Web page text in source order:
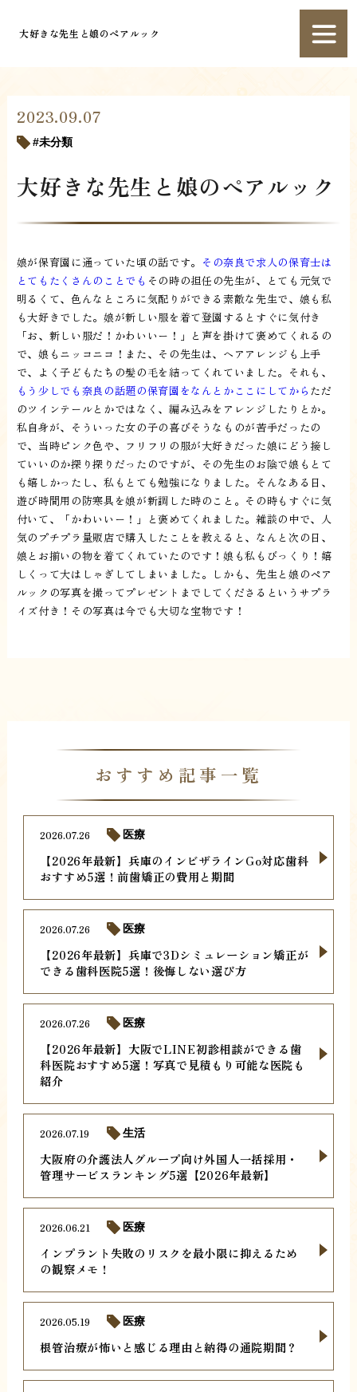
大好きな先生と娘のペアルック
2023.09.07
未分類
大好きな先生と娘のペアルック
娘が保育園に通っていた頃の話です。 その奈良で求人の保育士は
とてもたくさんのことでも その時の担任の先生が、とても元気で
明るくて、色んなところに気配りができる素敵な先生で、娘も私
も大好きでした。娘が新しい服を着て登園するとすぐに気付き
「お、新しい服だ！かわいいー！」と声を掛けて褒めてくれるの
で、娘もニッコニコ！また、その先生は、ヘアアレンジも上手
で、よく子どもたちの髪の毛を結ってくれていました。それも、
もう少しでも奈良の話題の保育園をなんとかここにしてから ただ
のツインテールとかではなく、編み込みをアレンジしたりとか。
私自身が、そういった女の子の喜びそうなものが苦手だったの
で、当時ピンク色や、フリフリの服が大好きだった娘にどう接し
ていいのか探り探りだったのですが、その先生のお陰で娘もとて
も嬉しかったし、私もとても勉強になりました。そんなある日、
遊び時間用の防寒具を娘が新調した時のこと。その時もすぐに気
付いて、「かわいいー！」と褒めてくれました。雑談の中で、人
気のプチプラ量販店で購入したことを教えると、なんと次の日、
娘とお揃いの物を着てくれていたのです！娘も私もびっくり！嬉
しくって大はしゃぎしてしまいました。しかも、先生と娘のペア
ルックの写真を撮ってプレゼントまでしてくださるというサプラ
イズ付き！その写真は今でも大切な宝物です！
おすすめ記事一覧
【2026年最新】兵庫のインビザラインGo対応歯科
おすすめ5選！前歯矯正の費用と期間
2026.07.26 医療
【2026年最新】兵庫で3Dシミュレーション矯正が
できる歯科医院5選！後悔しない選び方
2026.07.26 医療
【2026年最新】大阪でLINE初診相談ができる歯
科医院おすすめ5選！写真で見積もり可能な医院も
紹介
2026.07.26 医療
大阪府の介護法人グループ向け外国人一括採用・
管理サービスランキング5選【2026年最新】
2026.07.19 生活
インプラント失敗のリスクを最小限に抑えるため
の観察メモ！
2026.06.21 医療
根管治療が怖いと感じる理由と納得の通院期間？
2026.05.19 医療